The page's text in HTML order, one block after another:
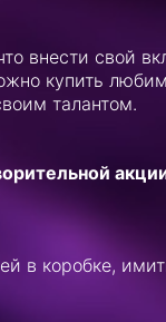
внести свой
купить
талантом.
в коробке,